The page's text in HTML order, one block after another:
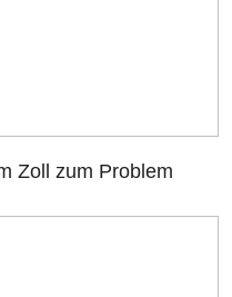
Zoll zum Problem